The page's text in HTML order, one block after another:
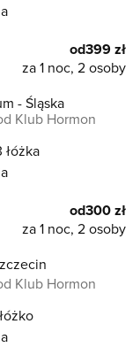
od399 zł
za 1 noc, 2 osoby
- Śląska
Klub Hormon
łóżka
od300 zł
za 1 noc, 2 osoby
Klub Hormon